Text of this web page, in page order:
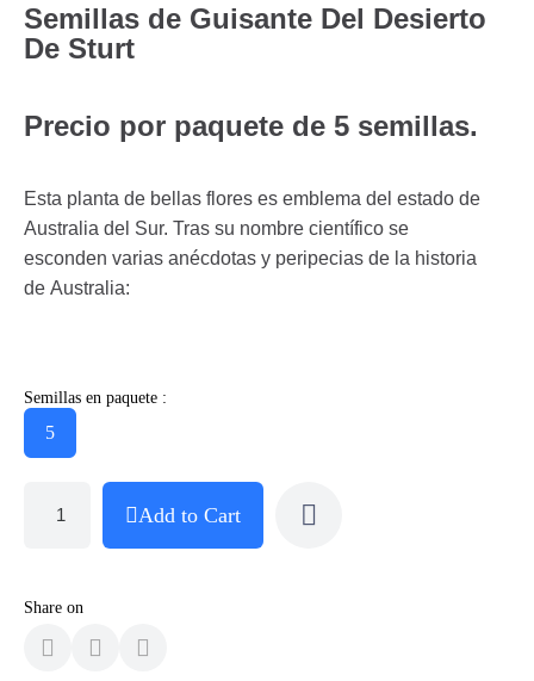
Semillas de Guisante Del Desierto
De Sturt
Precio por paquete de 5 semillas.
Esta planta de bellas flores es emblema del estado de
Australia del Sur. Tras su nombre científico se
esconden varias anécdotas y peripecias de la historia
de Australia:
Semillas en paquete :
5
Add to Cart
Share on